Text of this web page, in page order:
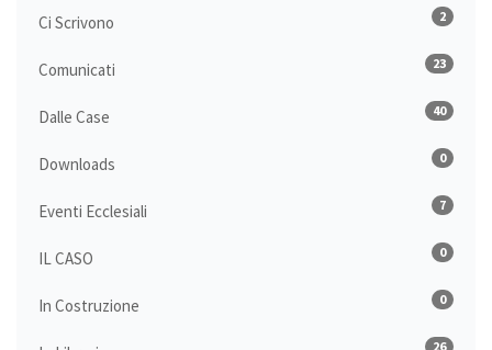
Ci Scrivono 2
Comunicati 23
Dalle Case 40
Downloads 0
Eventi Ecclesiali 7
IL CASO 0
In Costruzione 0
26